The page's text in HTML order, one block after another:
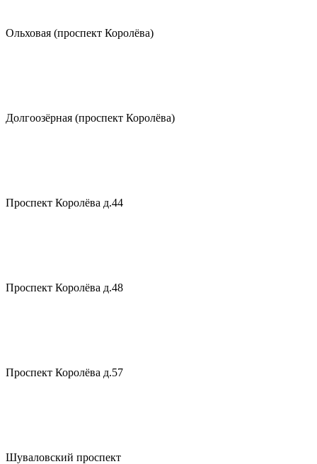
Ольховая (проспект Королёва)
Долгоозёрная (проспект Королёва)
Проспект Королёва д.44
Проспект Королёва д.48
Проспект Королёва д.57
Шуваловский проспект